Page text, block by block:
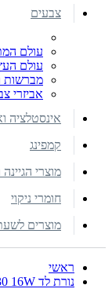
צבעים
עולם
עולם
מברשות
אביזרי
אינסטלציה
קמפינג
מוצרי הגיינה
חומרי ניקוי
מוצרים
ראשי
נורת לד PAR 30 16W